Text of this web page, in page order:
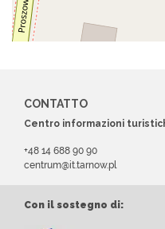
CONTATTO
Centro informazioni
+48 14 688 90 90
centrum@it.tarnow.pl
Con il sostegno di: